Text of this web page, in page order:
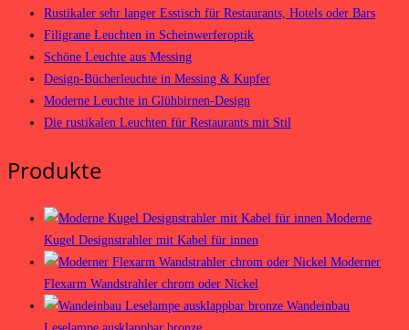
Rustikaler sehr langer Esstisch für Restaurants, Hotels oder Bars
Filigrane Leuchten in Scheinwerferoptik
Schöne Leuchte aus Messing
Design-Bücherleuchte in Messing & Kupfer
Moderne Leuchte in Glühbirnen-Design
Die rustikalen Leuchten für Restaurants mit Stil
Produkte
Moderne
Kugel Designstrahler mit Kabel für innen
Moderner
Flexarm Wandstrahler chrom oder Nickel
Wandeinbau